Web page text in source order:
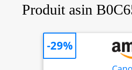
Produit asin
-29%